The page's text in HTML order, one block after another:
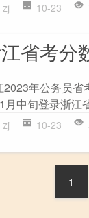
zj 10-23
省考分
2023年公务员省
月中旬登录浙江
zj 10-23
1